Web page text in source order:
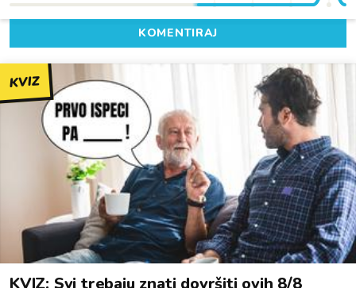
KOMENTIRAJ
KVIZ
KVIZ: Svi trebaju znati dovršiti ovih 8/8